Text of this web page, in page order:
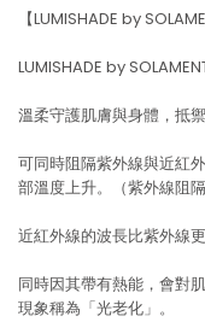
【LUMISHADE by
LUMISHADE by
溫柔守護肌膚與身體，抵
可同時阻隔紫外線與近紅
部溫度上升。（紫外線阻
近紅外線的波長比紫外線
同時因其帶有熱能，會對
現象稱為「光老化」。